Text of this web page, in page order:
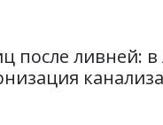
после ливней: